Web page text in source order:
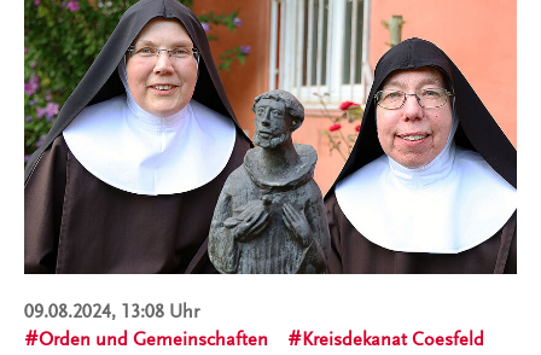
09.08.2024, 13:08 Uhr
Orden und Gemeinschaften
Kreisdekanat Coesfeld